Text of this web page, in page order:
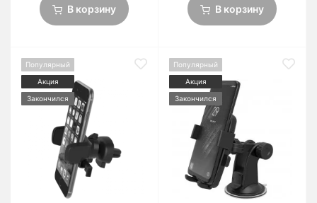
В корзину В корзину
Популярный
Акция
Закончился
Популярный
Акция
Закончился